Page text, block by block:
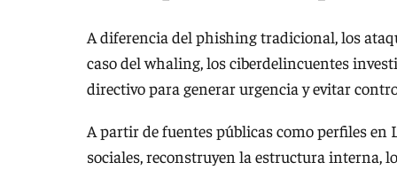
A diferencia del phishing tradicional, los
caso del whaling, los ciberdelincuentes
directivo para generar urgencia y evitar
A partir de fuentes públicas como perfiles
sociales, reconstruyen la estructura interna,